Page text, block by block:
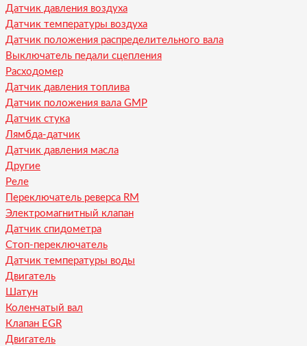
Датчик давления воздуха
Датчик температуры воздуха
Датчик положения распределительного вала
Выключатель педали сцепления
Расходомер
Датчик давления топлива
Датчик положения вала GMP
Датчик стука
Лямбда-датчик
Датчик давления масла
Другие
Реле
Переключатель реверса RM
Электромагнитный клапан
Датчик спидометра
Стоп-переключатель
Датчик температуры воды
Двигатель
Шатун
Коленчатый вал
Клапан EGR
Двигатель